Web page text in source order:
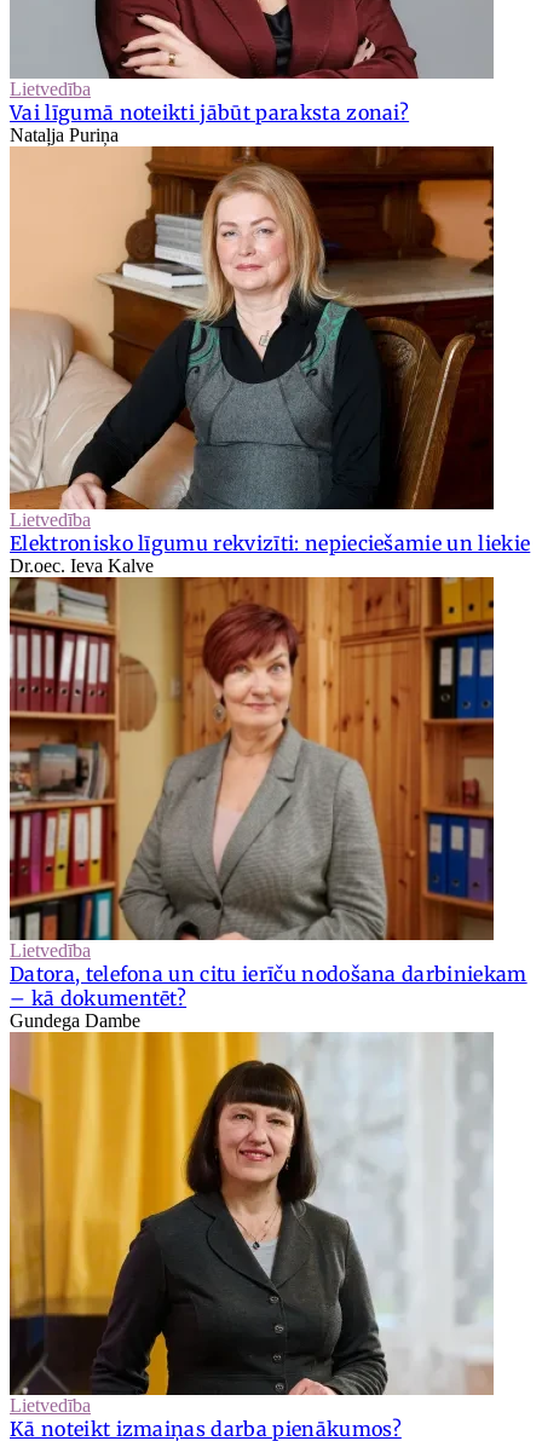
Lietvedība
Vai līgumā noteikti jābūt paraksta zonai?
Nataļja Puriņa
Lietvedība
Elektronisko līgumu rekvizīti: nepieciešamie un liekie
Dr.oec. Ieva Kalve
Lietvedība
Datora, telefona un citu ierīču nodošana darbiniekam
– kā dokumentēt?
Gundega Dambe
Lietvedība
Kā noteikt izmaiņas darba pienākumos?